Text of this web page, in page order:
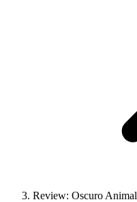
Review: Oscuro Animal